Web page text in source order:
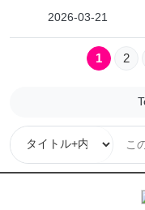
2026-03-21
1 2